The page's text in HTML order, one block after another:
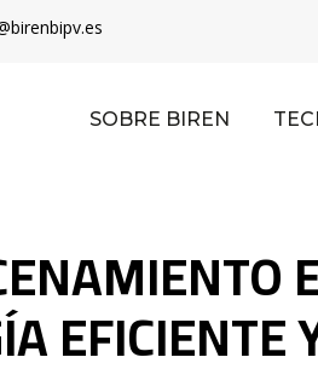
SOBRE BIREN
EFICIENTE